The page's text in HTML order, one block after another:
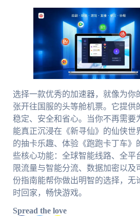
选择一款优秀的加速器，就像为你
张开往国服的头等舱机票。它提供
稳定、安全和省心。当你不再需要
能真正沉浸在《新寻仙》的仙侠世
的抽卡乐趣、体验《跑跑卡丁车》
些核心功能：全球智能线路、全平
限流量与智能分流、数据加密以及
份指南能帮你做出明智的选择，无
时回家，畅快游戏。
Spread the love